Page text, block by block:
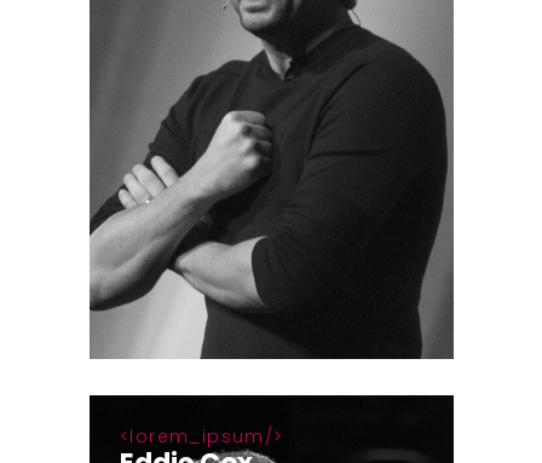
lorem_ipsum